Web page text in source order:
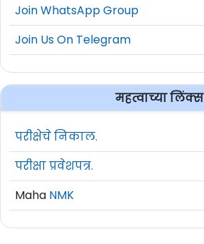
Join WhatsApp Group
Join Us On Telegram
महत्वाच्या लिंक्स
परीक्षेचे निकाल.
परीक्षा प्रवेशपत्र.
Maha NMK